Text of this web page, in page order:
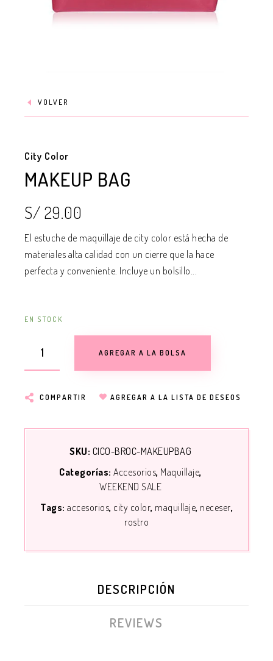
VOLVER
City Color
MAKEUP BAG
S/ 29.00
El estuche de maquillaje de city color está hecha de
materiales alta calidad con un cierre que la hace
perfecta y conveniente. Incluye un bolsillo...
EN STOCK
AGREGAR A LA BOLSA
COMPARTIR AGREGAR A LA LISTA DE DESEOS
SKU: CICO-BROC-MAKEUPBAG
Categorías:Accesorios Maquillaje
WEEKEND SALE
Tags: accesorios city color maquillaje neceser
rostro
DESCRIPCIÓN
REVIEWS